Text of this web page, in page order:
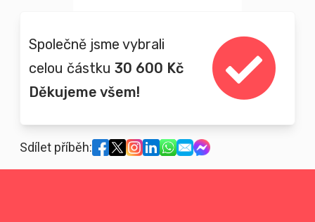
Společně jsme vybrali
celou částku 30 600 Kč
Děkujeme všem!
Sdílet příběh: